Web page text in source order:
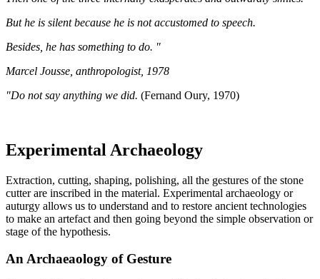
But he is silent because he is not accustomed to speech.
Besides, he has something to do. "
Marcel Jousse, anthropologist, 1978
"Do not say anything we did. (Fernand Oury, 1970)
Experimental Archaeology
Extraction, cutting, shaping, polishing, all the gestures of the stone
cutter are inscribed in the material. Experimental archaeology or
auturgy allows us to understand and to restore ancient technologies
to make an artefact and then going beyond the simple observation or
stage of the hypothesis.
An Archaeaology of Gesture